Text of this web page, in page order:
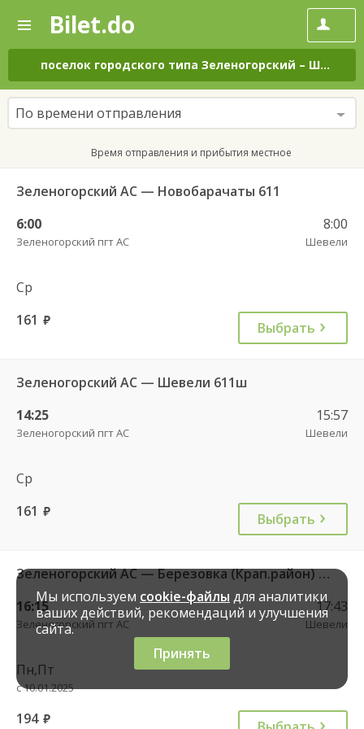
—
Поиск
и
покупка
билетов
на
автобус
онлайн
Bilet.do
поселок городского типа Зеленогорский – Шевели
По времени отправления
Время отправления и прибытия местное
Зеленогорский АС — Новобарачаты 611
6:00
Зеленогорский пгт АС
8:00
Шевели
Ср
161 руб. Выбрать
Зеленогорский АС — Шевели 611ш
14:25
Зеленогорский пгт АС
15:57
Шевели
Ср
161 руб. Выбрать
Зеленогорский АС — Березовка (Крап.район) 598кн
16:15
Зеленогорский пгт АС
17:43
Шевели
Пн,Пт
с 10.01.2025
194 руб.
Мы используем cookie-файлы для аналитики
ваших действий, рекомендаций и улучшения
сайта.
Принять